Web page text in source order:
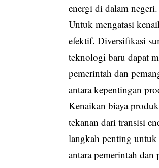
energi di dalam negeri.
Untuk mengatasi
efektif. Diversifikasi
teknologi baru dapat
pemerintah dan
antara kepentingan
Kenaikan biaya
tekanan dari transisi
langkah penting untuk
antara pemerintah